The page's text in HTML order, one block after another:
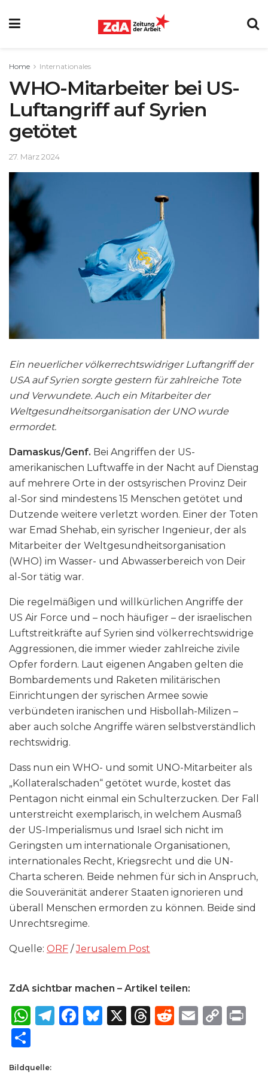
Home Internationales
WHO-Mitarbeiter bei US-
Luftangriff auf Syrien
getötet
27. März 2024
Ein neuerlicher völkerrechtswidriger Luftangriff der
USA auf Syrien sorgte gestern für zahlreiche Tote
und Verwundete. Auch ein Mitarbeiter der
Weltgesundheitsorganisation der UNO wurde
ermordet.
Damaskus/Genf. Bei Angriffen der US-
amerikanischen Luftwaffe in der Nacht auf Dienstag
auf mehrere Orte in der ostsyrischen Provinz Deir
al-Sor sind mindestens 15 Menschen getötet und
Dutzende weitere verletzt worden. Einer der Toten
war Emad Shehab, ein syrischer Ingenieur, der als
Mitarbeiter der Weltgesundheitsorganisation
(WHO) im Wasser- und Abwasserbereich von Deir
al-Sor tätig war.
Die regelmäßigen und willkürlichen Angriffe der
US Air Force und – noch häufiger – der israelischen
Luftstreitkräfte auf Syrien sind völkerrechtswidrige
Aggressionen, die immer wieder zahlreiche zivile
Opfer fordern. Laut eigenen Angaben gelten die
Bombardements und Raketen militärischen
Einrichtungen der syrischen Armee sowie
verbündeten iranischen und Hisbollah-Milizen –
aber auch solche Angriffe wären selbstverständlich
rechtswidrig.
Dass nun ein WHO- und somit UNO-Mitarbeiter als
„Kollateralschaden“ getötet wurde, kostet das
Pentagon nicht einmal ein Schulterzucken. Der Fall
unterstreicht exemplarisch, in welchem Ausmaß
der US-Imperialismus und Israel sich nicht im
Geringsten um internationale Organisationen,
internationales Recht, Kriegsrecht und die UN-
Charta scheren. Beide nehmen für sich in Anspruch,
die Souveränität anderer Staaten ignorieren und
überall Menschen ermorden zu können. Beide sind
Unrechtsregime.
Quelle: ORF /Jerusalem Post
ZdA sichtbar machen – Artikel teilen:
W T
F
B X
T
R
E
C
Bildquelle: